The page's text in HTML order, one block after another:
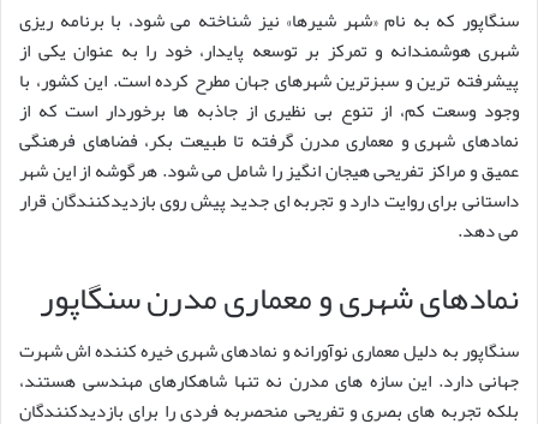
سنگاپور که به نام «شهر شیرها» نیز شناخته می شود، با برنامه ریزی
شهری هوشمندانه و تمرکز بر توسعه پایدار، خود را به عنوان یکی از
پیشرفته ترین و سبزترین شهرهای جهان مطرح کرده است. این کشور، با
وجود وسعت کم، از تنوع بی نظیری از جاذبه ها برخوردار است که از
نمادهای شهری و معماری مدرن گرفته تا طبیعت بکر، فضاهای فرهنگی
عمیق و مراکز تفریحی هیجان انگیز را شامل می شود. هر گوشه از این شهر
داستانی برای روایت دارد و تجربه ای جدید پیش روی بازدیدکنندگان قرار
می دهد.
نمادهای شهری و معماری مدرن سنگاپور
سنگاپور به دلیل معماری نوآورانه و نمادهای شهری خیره کننده اش شهرت
جهانی دارد. این سازه های مدرن نه تنها شاهکارهای مهندسی هستند،
بلکه تجربه های بصری و تفریحی منحصربه فردی را برای بازدیدکنندگان